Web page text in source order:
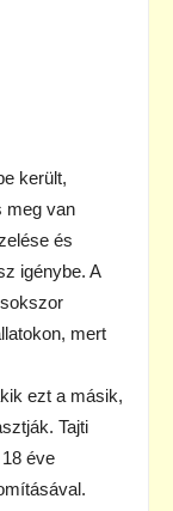
került,
meg van
és
igénybe. A
mert
ezt a másik,
Tajti
éve